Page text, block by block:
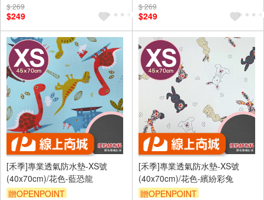
訂單滿 2000 元折抵 100元
（運費不算在 2000 元的範圍
內）
訂單滿699享9折
$ 269
$249
訂單滿 2000 元折抵 100元
（運費不算在 2000 元的範圍
內）
訂單滿699享9折
$ 269
$249
[禾季]專業透氣防水墊-XS號
(40x70cm)/花色-藍恐龍
贈OPENPOINT
[禾季]專業透氣防水墊-XS號
(40x70cm)/花色-繽紛彩兔
贈OPENPOINT